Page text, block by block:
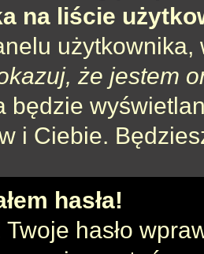
na liście
użytkownika,
że jestem
będzie
i Ciebie.
hasła!
hasło